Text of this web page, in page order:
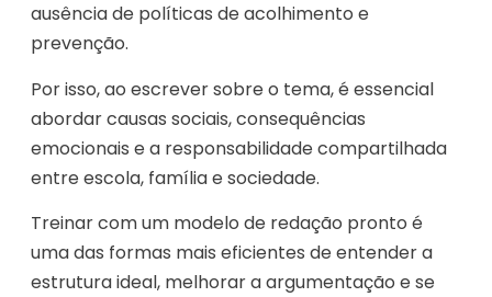
ausência de políticas de acolhimento e
prevenção.
Por isso, ao escrever sobre o tema, é essencial
abordar causas sociais, consequências
emocionais e a responsabilidade compartilhada
entre escola, família e sociedade.
Treinar com um modelo de redação pronto é
uma das formas mais eficientes de entender a
estrutura ideal, melhorar a argumentação e se